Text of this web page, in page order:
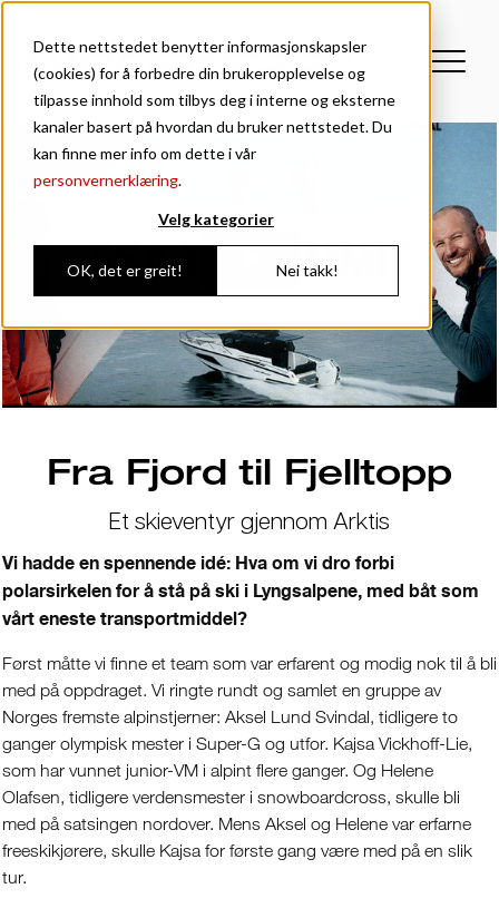
Dette nettstedet benytter informasjonskapsler
(cookies) for å forbedre din brukeropplevelse og
tilpasse innhold som tilbys deg i interne og eksterne
kanaler basert på hvordan du bruker nettstedet. Du
kan finne mer info om dette i vår
personvernerklæring.
Velg kategorier
OK, det er greit! Nei takk!
Fra Fjord til Fjelltopp
Et skieventyr gjennom Arktis
Vi hadde en spennende idé: Hva om vi dro forbi
polarsirkelen for å stå på ski i Lyngsalpene, med båt som
vårt eneste transportmiddel?
Først måtte vi finne et team som var erfarent og modig nok til å bli
med på oppdraget. Vi ringte rundt og samlet en gruppe av
Norges fremste alpinstjerner: Aksel Lund Svindal, tidligere to
ganger olympisk mester i Super-G og utfor. Kajsa Vickhoff-Lie,
som har vunnet junior-VM i alpint flere ganger. Og Helene
Olafsen, tidligere verdensmester i snowboardcross, skulle bli
med på satsingen nordover. Mens Aksel og Helene var erfarne
freeskikjørere, skulle Kajsa for første gang være med på en slik
tur.